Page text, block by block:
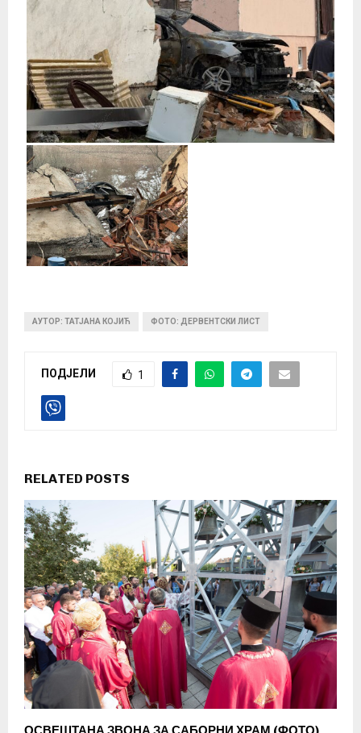
АУТОР: ТАТЈАНА КОЈИЋ ФОТО: ДЕРВЕНТСКИ ЛИСТ
ПОДЈЕЛИ 1
RELATED POSTS